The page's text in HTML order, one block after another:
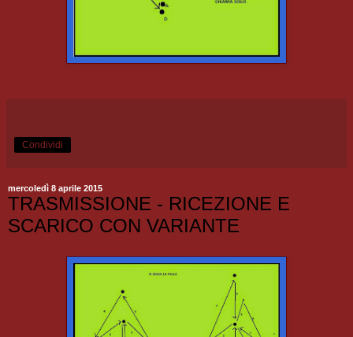
Condividi
mercoledì 8 aprile 2015
TRASMISSIONE - RICEZIONE E
SCARICO CON VARIANTE